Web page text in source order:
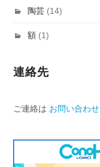
陶芸 (14)
額 (1)
連絡先
ご連絡は お問い合わせ